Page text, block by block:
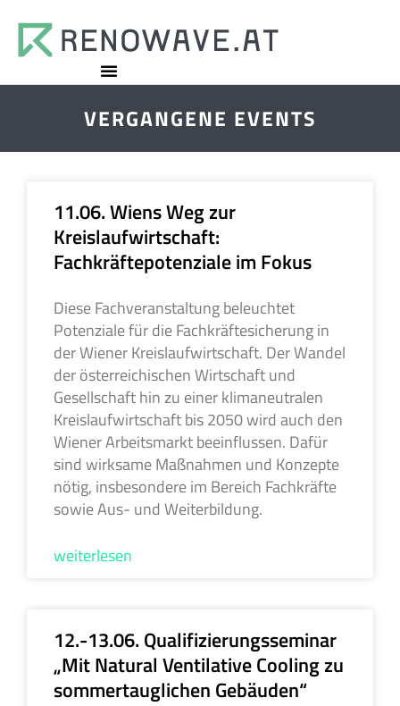
VERGANGENE EVENTS
11.06. Wiens Weg zur
Kreislaufwirtschaft:
Fachkräftepotenziale im Fokus
Diese Fachveranstaltung beleuchtet
Potenziale für die Fachkräftesicherung in
der Wiener Kreislaufwirtschaft. Der Wandel
der österreichischen Wirtschaft und
Gesellschaft hin zu einer klimaneutralen
Kreislaufwirtschaft bis 2050 wird auch den
Wiener Arbeitsmarkt beeinflussen. Dafür
sind wirksame Maßnahmen und Konzepte
nötig, insbesondere im Bereich Fachkräfte
sowie Aus- und Weiterbildung.
weiterlesen
12.-13.06. Qualifizierungsseminar
„Mit Natural Ventilative Cooling zu
sommertauglichen Gebäuden“